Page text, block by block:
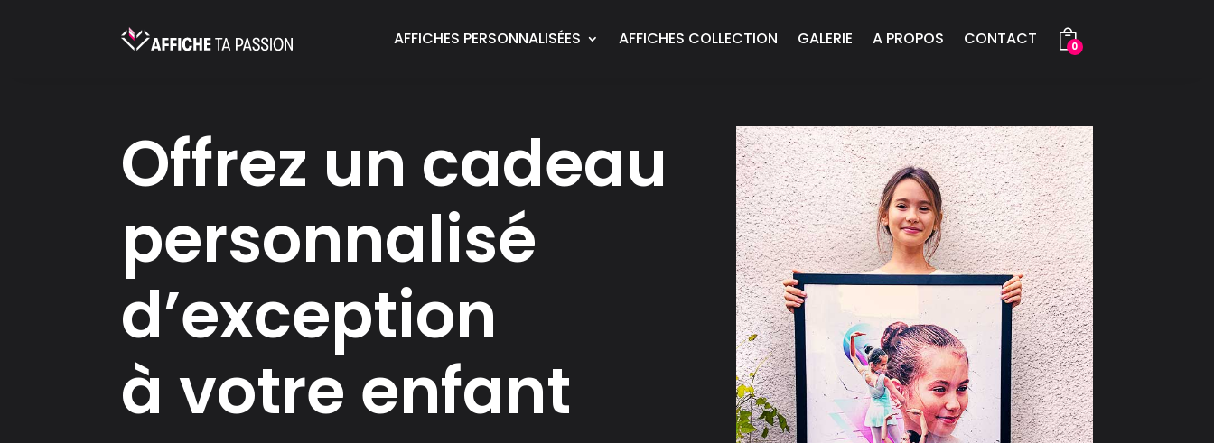
AFFICHES PERSONNALISÉES AFFICHES COLLECTION GALERIE A PROPOS CONTACT 0
Offrez un cadeau
personnalisé
d’exception
à votre enfant